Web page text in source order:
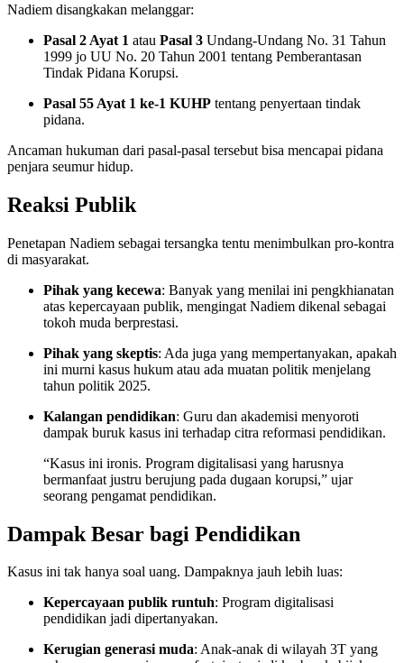
Nadiem disangkakan melanggar:
Pasal 2 Ayat 1 atau Pasal 3 Undang-Undang No. 31 Tahun
1999 jo UU No. 20 Tahun 2001 tentang Pemberantasan
Tindak Pidana Korupsi.
Pasal 55 Ayat 1 ke-1 KUHP tentang penyertaan tindak
pidana.
Ancaman hukuman dari pasal-pasal tersebut bisa mencapai pidana
penjara seumur hidup.
Reaksi Publik
Penetapan Nadiem sebagai tersangka tentu menimbulkan pro-kontra
di masyarakat.
Pihak yang kecewa: Banyak yang menilai ini pengkhianatan
atas kepercayaan publik, mengingat Nadiem dikenal sebagai
tokoh muda berprestasi.
Pihak yang skeptis: Ada juga yang mempertanyakan, apakah
ini murni kasus hukum atau ada muatan politik menjelang
tahun politik 2025.
Kalangan pendidikan: Guru dan akademisi menyoroti
dampak buruk kasus ini terhadap citra reformasi pendidikan.
“Kasus ini ironis. Program digitalisasi yang harusnya
bermanfaat justru berujung pada dugaan korupsi,” ujar
seorang pengamat pendidikan.
Dampak Besar bagi Pendidikan
Kasus ini tak hanya soal uang. Dampaknya jauh lebih luas:
Kepercayaan publik runtuh: Program digitalisasi
pendidikan jadi dipertanyakan.
Kerugian generasi muda: Anak-anak di wilayah 3T yang